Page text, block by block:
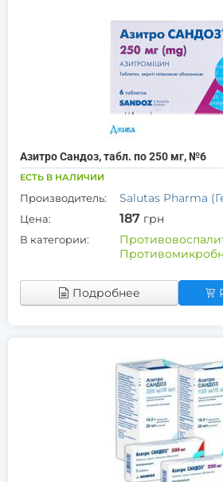
Азитро Сандоз, табл. по 250 мг, №6
ЕСТЬ В НАЛИЧИИ
Производитель: Salutas Pharma
Цена: 187 грн
В категории:
Подробнее